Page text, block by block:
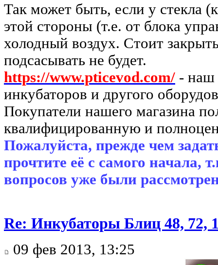
Так может быть, если у стекла
этой стороны (т.е. от блока
холодный воздух. Стоит
подсасывать не будет.
https://www.pticevod.com/ - наш
инкубаторов и другого
Покупатели нашего магазина
квалифицированную и
Пожалуйста, прежде чем
прочтите её с самого начала,
вопросов уже были
Re: Инкубаторы Блиц 48, 72,
09 фев 2013, 13:25